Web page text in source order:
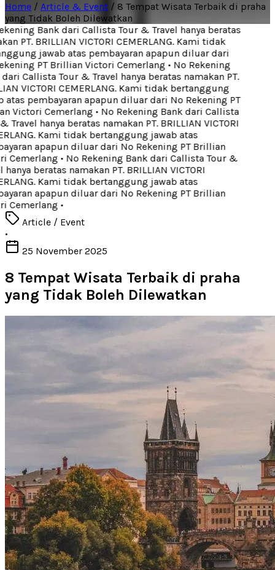
Home / Article & Event / 8 Tempat Wisata Terbaik di praha
yang Tidak Boleh Dilewatkan
Bank dari Callista Tour & Travel hanya beratas
PT. BRILLIAN VICTORI CEMERLANG. Kami tidak
jawab atas pembayaran apapun diluar dari
PT Brillian Victori Cemerlang• No Rekening
Callista Tour & Travel hanya beratas namakan PT.
VICTORI CEMERLANG. Kami tidak bertanggung
pembayaran apapun diluar dari No Rekening PT
Victori Cemerlang• No Rekening Bank dari Callista
Travel hanya beratas namakan PT. BRILLIAN VICTORI
Kami tidak bertanggung jawab atas
apapun diluar dari No Rekening PT Brillian
Cemerlang• No Rekening Bank dari Callista Tour &
beratas namakan PT. BRILLIAN VICTORI
Kami tidak bertanggung jawab atas
apapun diluar dari No Rekening PT Brillian
Cemerlang•
Article / Event
•
25 November 2025
8 Tempat Wisata Terbaik di praha
yang Tidak Boleh Dilewatkan